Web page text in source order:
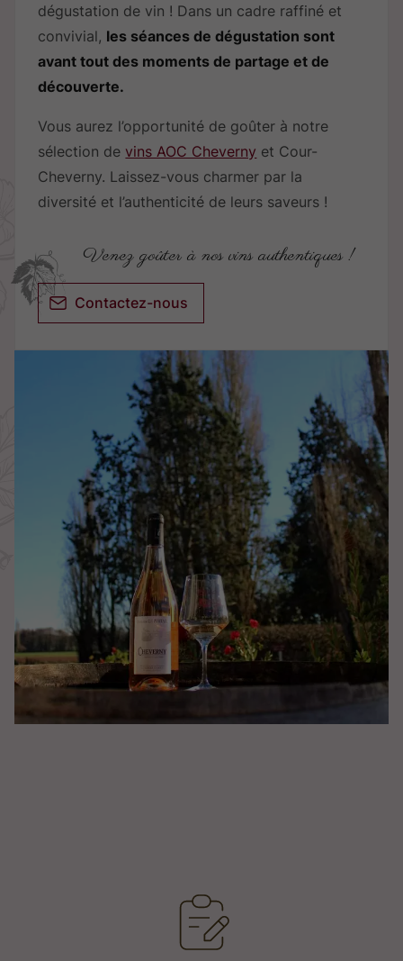
dégustation de vin ! Dans un cadre raffiné et
convivial, les séances de dégustation sont
avant tout des moments de partage et de
découverte.
Vous aurez l’opportunité de goûter à notre
sélection de vins AOC Cheverny et Cour-
Cheverny. Laissez-vous charmer par la
diversité et l’authenticité de leurs saveurs !
Venez goûter à nos vins authentiques !
Contactez-nous